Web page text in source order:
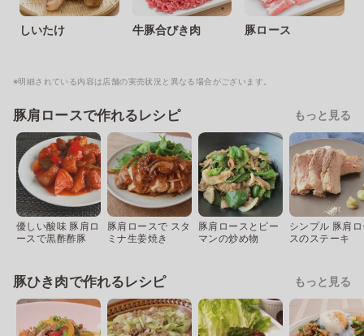
しいたけ 牛豚合びき肉 豚ロース
※明細されている内容は店舗の実売状況と異なる場合がございます。
豚肩ロースで作れるレシピ もっと見る
優しい酸味 豚肩ロ
ースで黒酢酢豚
豚肩ロースで スタ
ミナ生姜焼き
豚肩ロースとピー
マンの炒め物
シンプル 豚肩
スのステーキ
豚ひき肉で作れるレシピ もっと見る